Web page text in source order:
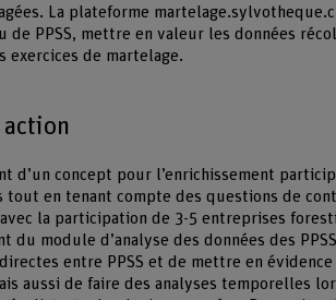
La plateforme
de PPSS, mettre en valeur les données
exercices de martelage.
d’un concept pour l’enrichissement
tout en tenant compte des questions de
la participation de 3-5 entreprises
du module d’analyse des données des
entre PPSS et de mettre en
aussi de faire des analyses temporelles